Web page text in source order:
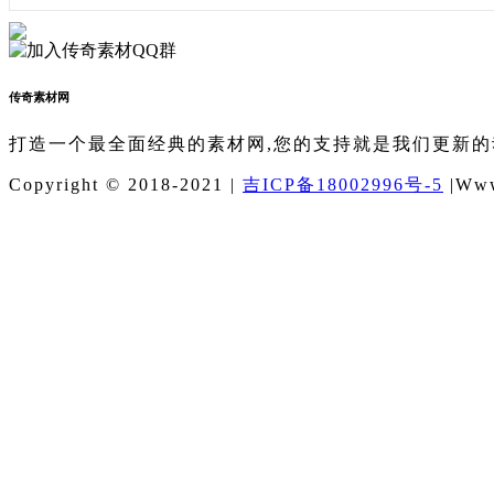
传奇素材网
打造一个最全面经典的素材网,您的支持就是我们更新
Copyright © 2018-2021 | 吉ICP备18002996号-5